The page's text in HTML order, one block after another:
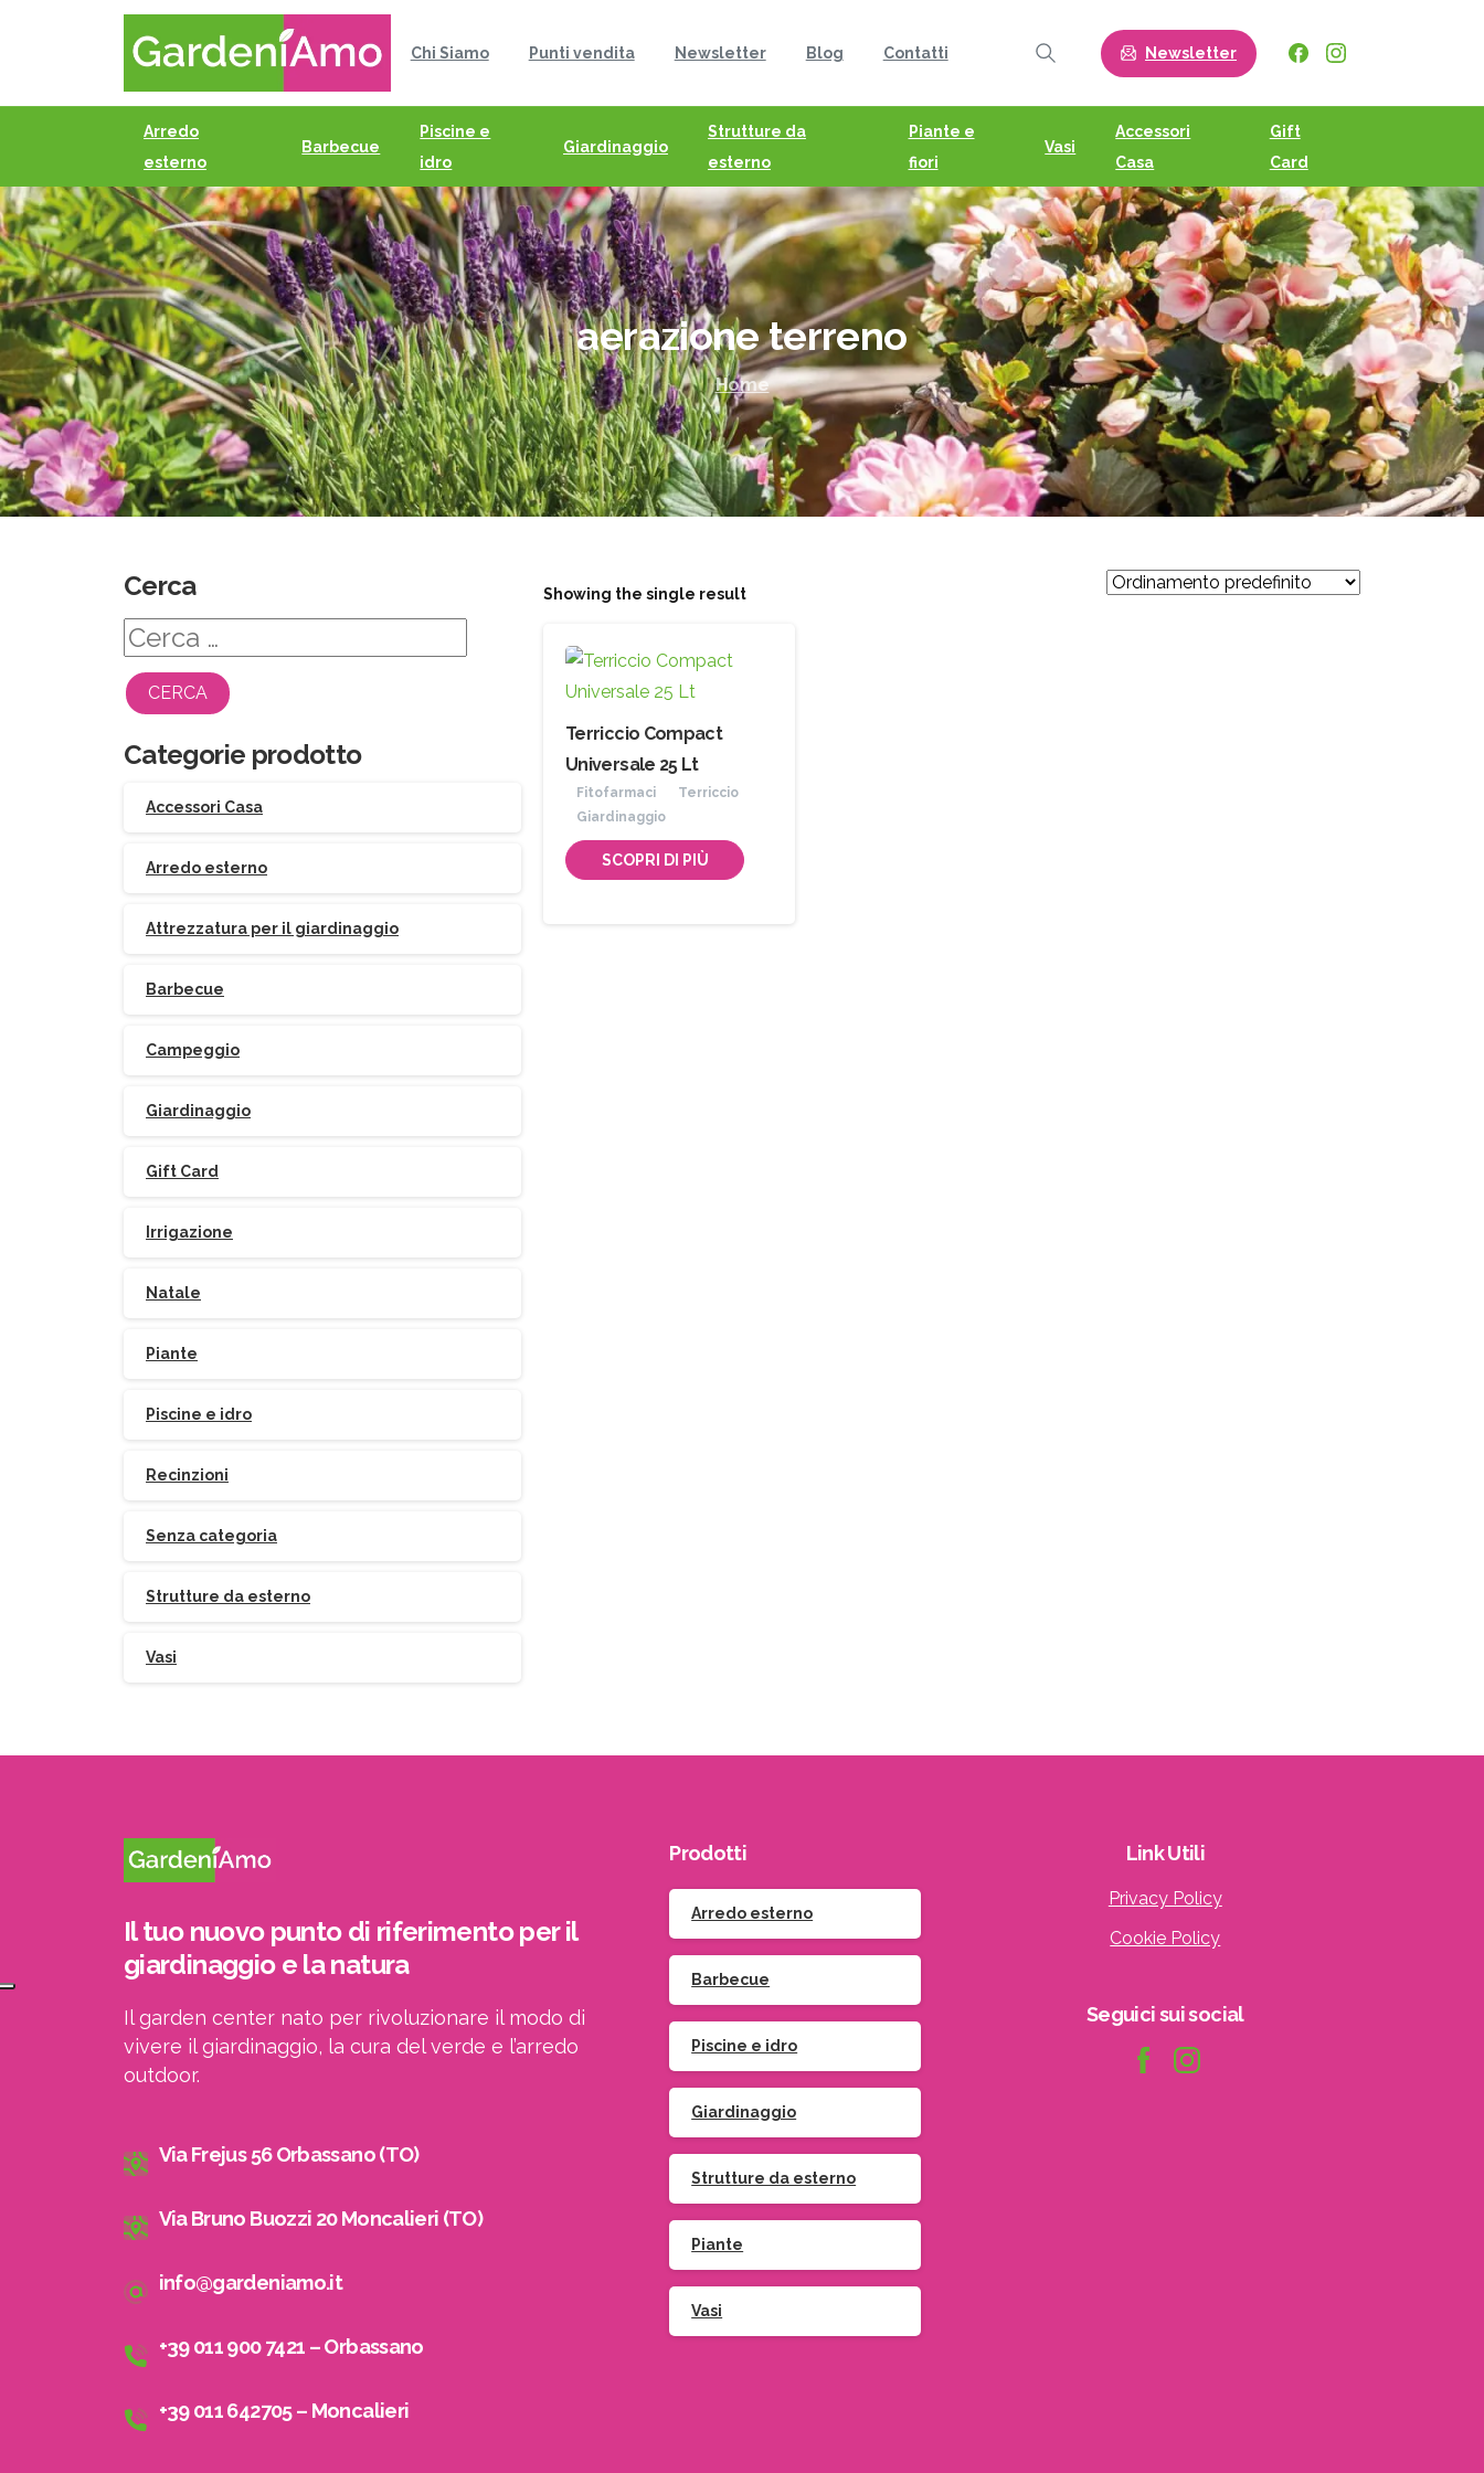
Chi Siamo Punti vendita Newsletter Blog Contatti
Search
Newsletter
Arredo
esterno
Barbecue
Piscine e
idro
Giardinaggio
Strutture da
esterno
Piante e
fiori
Vasi
Accessori
Casa
Gift
Card
aerazioneterreno
Home
Showing the single result
Terriccio Compact
Universale 25 Lt
Fitofarmaci
Terriccio
Giardinaggio
SCOPRI DI PIÙ
Cerca
Ricerca
per:
Categorie prodotto
Accessori Casa
Arredo esterno
Attrezzatura per il giardinaggio
Barbecue
Campeggio
Giardinaggio
Gift Card
Irrigazione
Natale
Piante
Piscine e idro
Recinzioni
Senza categoria
Strutture da esterno
Vasi
Il tuo nuovo punto di riferimento per il
giardinaggio e la natura
Il garden center nato per rivoluzionare il modo di
vivere il giardinaggio, la cura del verde e l’arredo
outdoor.
Via Frejus 56 Orbassano (TO)
Via Bruno Buozzi 20 Moncalieri (TO)
info@gardeniamo.it
+39 011 900 7421 – Orbassano
+39 011 642705 – Moncalieri
Prodotti
Arredo esterno
Barbecue
Piscine e idro
Giardinaggio
Strutture da esterno
Piante
Vasi
LinkUtili
Privacy Policy
Cookie Policy
Seguicisuisocial
allaNewsletter
Indirizzo email: